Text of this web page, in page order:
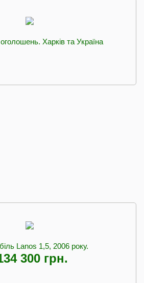
Харків та Україна
Lanos 1,5, 2006 року.
300 грн.